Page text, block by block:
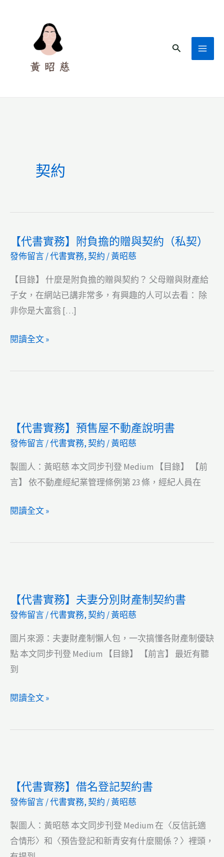
搜
契約
【代書實務】附負擔的贈與契約（私契）
發佈留言/代書實務, 契約 /黃昭慈
【目錄】 什麼是附負擔的贈與契約？ 父母贈與財產給
子女，在網站已講非常多，有興趣的人可以去看： 除
非你是大富翁 […]
【代
實
擔
的
贈
與
約
契）
閱讀全文 »
【代書實務】預售屋不動產說明書
發佈留言/代書實務, 契約 /黃昭慈
製圖人：黃昭慈 本文同步刊登 Medium 【目錄】 【前
言】 依不動產經紀業管理條例第 23 條，經紀人員在
【代
實
屋
不
動
產
說
書
閱讀全文 »
【代書實務】夫妻分別財產制契約書
發佈留言/代書實務, 契約 /黃昭慈
圖片來源：夫妻財產制懶人包，一次搞懂各財產制優缺
點 本文同步刊登 Medium 【目錄】 【前言】 最近有聽
到
【代
實
分
別
財
產
制
閱讀全文 »
【代書實務】借名登記契約書
發佈留言/代書實務, 契約 /黃昭慈
製圖人：黃昭慈 本文同步刊登 Medium 在〈反信託適
合情形〉和〈預告登記和新青安有什麼關係？〉裡頭，